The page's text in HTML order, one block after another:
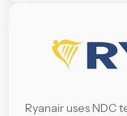
Ryanair uses